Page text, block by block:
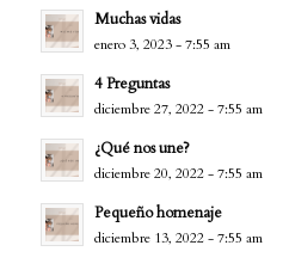
Muchas vidas
enero 3, 2023 - 7:55 am
4 Preguntas
diciembre 27, 2022 - 7:55 am
¿Qué nos une?
diciembre 20, 2022 - 7:55 am
Pequeño homenaje
diciembre 13, 2022 - 7:55 am